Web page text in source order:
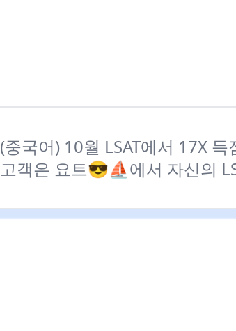
(중국어) 10월 LSAT에서 17X 득
고객은 요트😎⛵에서 자신의